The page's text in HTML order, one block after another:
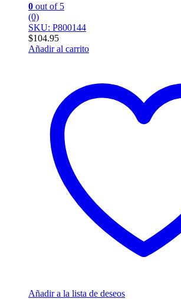
0 out of 5
(0)
SKU: P800144
$104.95
Añadir al carrito
Añadir a la lista de deseos